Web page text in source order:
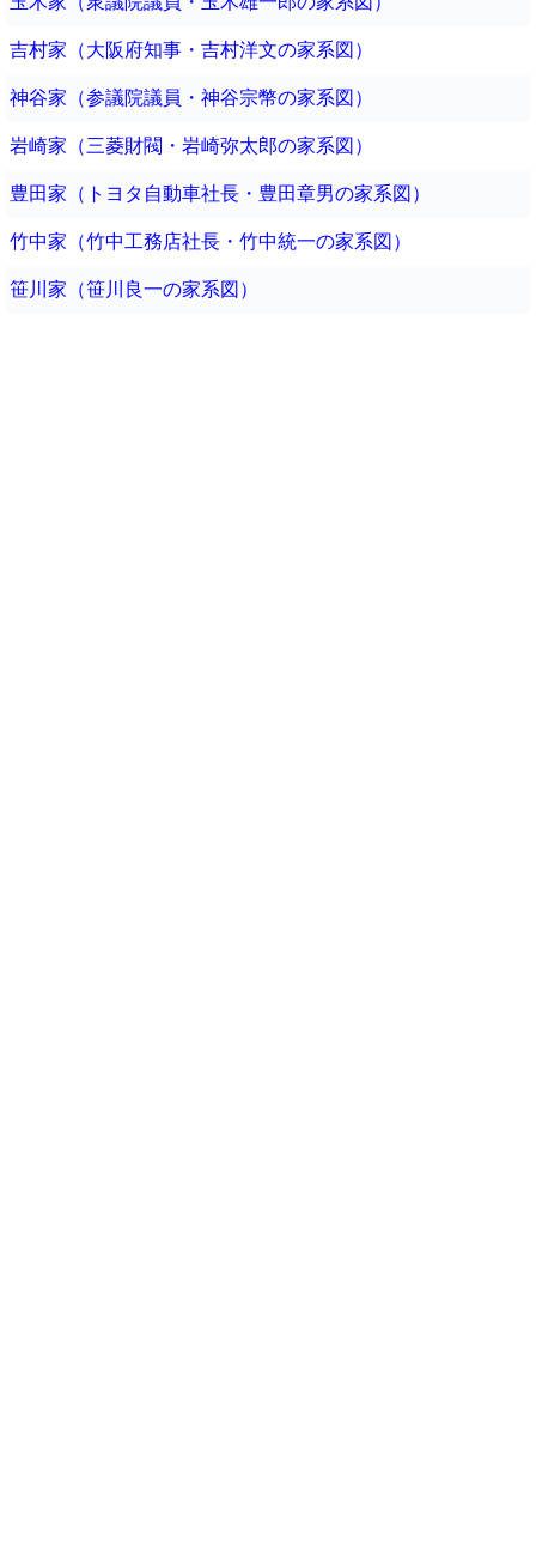
吉村家（大阪府知事・吉村洋文の家系図）
神谷家（参議院議員・神谷宗幣の家系図）
岩崎家（三菱財閥・岩崎弥太郎の家系図）
豊田家（トヨタ自動車社長・豊田章男の家系図）
竹中家（竹中工務店社長・竹中統一の家系図）
笹川家（笹川良一の家系図）